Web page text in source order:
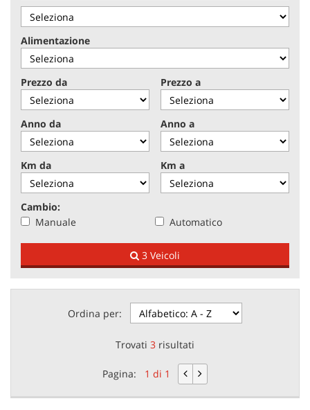
AZIENDA
DOVE SIAMO
CONTATTI
NEWS
AREA COMMERCIANTI
Alimentazione
Prezzo da Prezzo a
Anno da Anno a
Km da Km a
Cambio:
Manuale
Automatico
3 Veicoli
Ordina per:
Trovati 3 risultati
Pagina: 1 di 1
tue
preferenze
di
consenso
alle
tecnologie
di
tracciamento
che
adottiamo
per
offrire
le
funzionalità
e
svolgere
le
attività
seguito
funzionamento